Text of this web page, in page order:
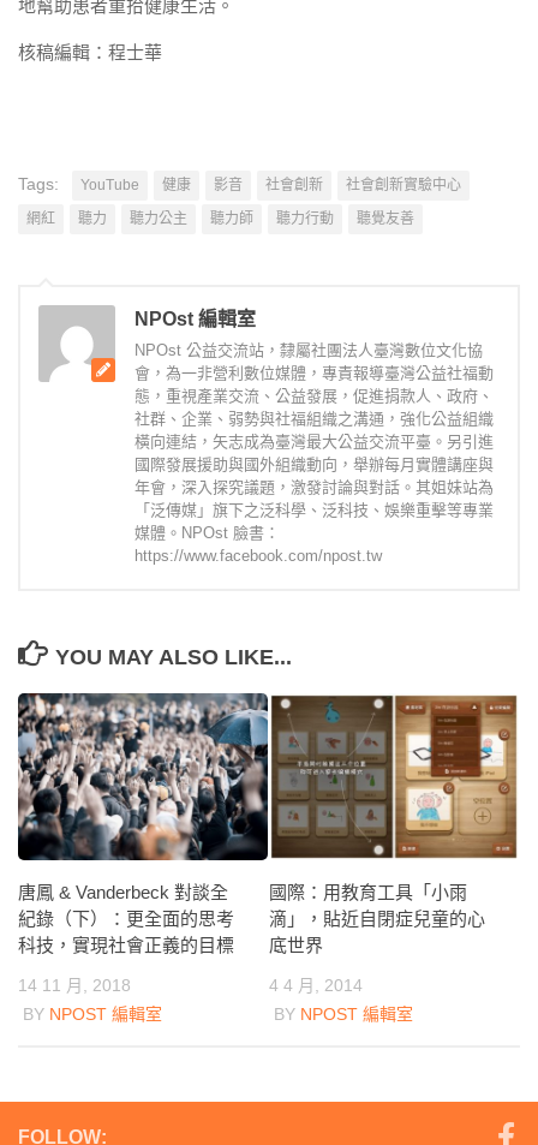
地幫助患者重拾健康生活。
核稿編輯：程士華
Tags: YouTube 健康 影音 社會創新
社會創新實驗中心
網紅
聽力 聽力公主 聽力師 聽力行動 聽覺友善
NPOst 編輯室
NPOst 公益交流站，隸屬社團法人臺灣數位文化協
會，為一非營利數位媒體，專責報導臺灣公益社福動
態，重視產業交流、公益發展，促進捐款人、政府、
社群、企業、弱勢與社福組織之溝通，強化公益組織
橫向連結，矢志成為臺灣最大公益交流平臺。另引進
國際發展援助與國外組織動向，舉辦每月實體講座與
年會，深入探究議題，激發討論與對話。其姐妹站為
「泛傳媒」旗下之泛科學、泛科技、娛樂重擊等專業
媒體。NPOst 臉書：
https://www.facebook.com/npost.tw
YOU MAY ALSO LIKE...
唐鳳 & Vanderbeck 對談全
紀錄（下）：更全面的思考
科技，實現社會正義的目標
14 11 月, 2018
BY NPOST 編輯室
國際：用教育工具「小雨
滴」，貼近自閉症兒童的心
底世界
4 4 月, 2014
BY NPOST 編輯室
FOLLOW: